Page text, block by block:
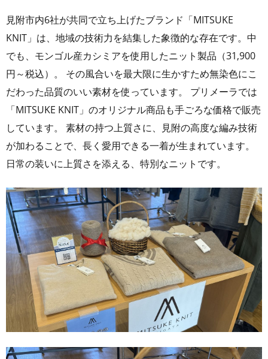
見附市内6社が共同で立ち上げたブランド「MITSUKE
KNIT」は、地域の技術力を結集した象徴的な存在です。中
でも、モンゴル産カシミアを使用したニット製品（31,900
円～税込）。 その風合いを最大限に生かすため無染色にこ
だわった品質のいい素材を使っています。 プリメーラでは
「MITSUKE KNIT」のオリジナル商品も手ごろな価格で販売
しています。 素材の持つ上質さに、見附の高度な編み技術
が加わることで、長く愛用できる一着が生まれています。
日常の装いに上質さを添える、特別なニットです。